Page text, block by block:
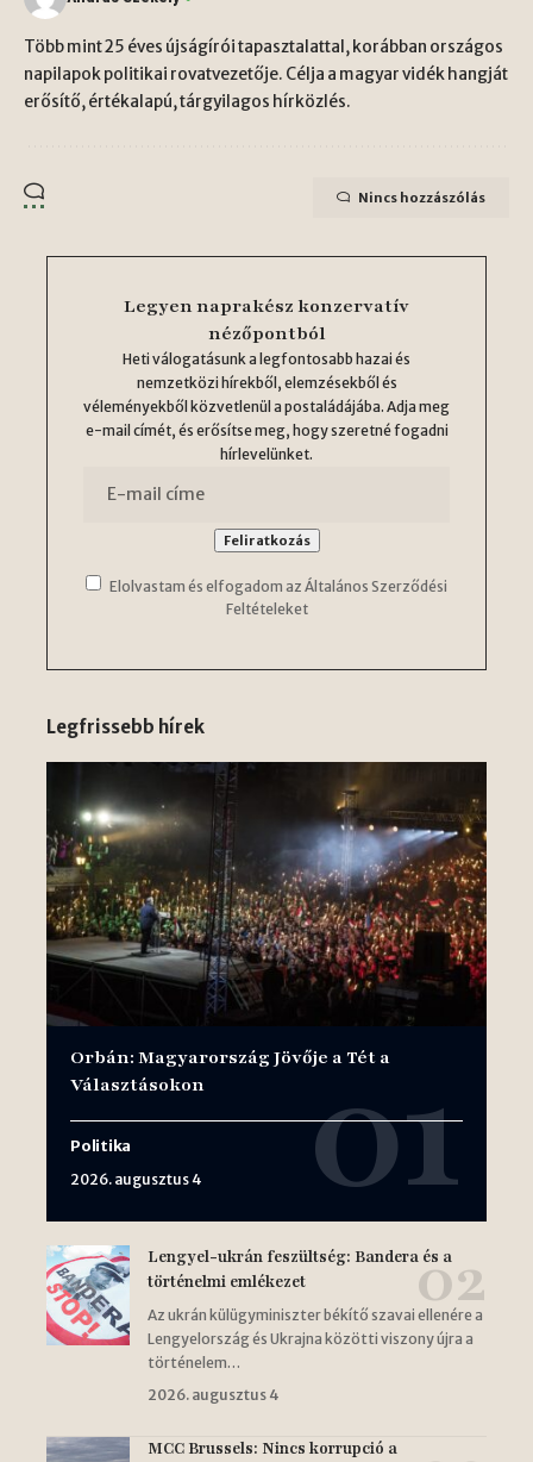
Több mint 25 éves újságírói tapasztalattal, korábban országos
napilapok politikai rovatvezetője. Célja a magyar vidék hangját
erősítő, értékalapú, tárgyilagos hírközlés.
Nincs hozzászólás
Legyen naprakész konzervatív
nézőpontból
Heti válogatásunk a legfontosabb hazai és
nemzetközi hírekből, elemzésekből és
véleményekből közvetlenül a postaládájába. Adja meg
e-mail címét, és erősítse meg, hogy szeretné fogadni
hírlevelünket.
Elolvastam és elfogadom az Általános Szerződési
Feltételeket
Legfrissebb hírek
Orbán: Magyarország Jövője a Tét a
Választásokon
Politika
2026. augusztus 4
Lengyel-ukrán feszültség: Bandera és a
történelmi emlékezet
Az ukrán külügyminiszter békítő szavai ellenére a
Lengyelország és Ukrajna közötti viszony újra a
történelem…
2026. augusztus 4
MCC Brussels: Nincs korrupció a